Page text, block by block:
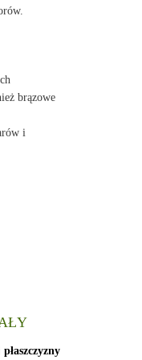
brązowe
i